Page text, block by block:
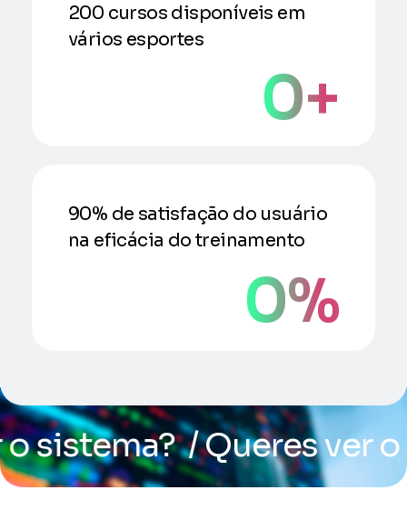
200 cursos disponíveis em
vários esportes
0+
90% de satisfação do usuário
na eficácia do treinamento
0%
/ Queres ver o